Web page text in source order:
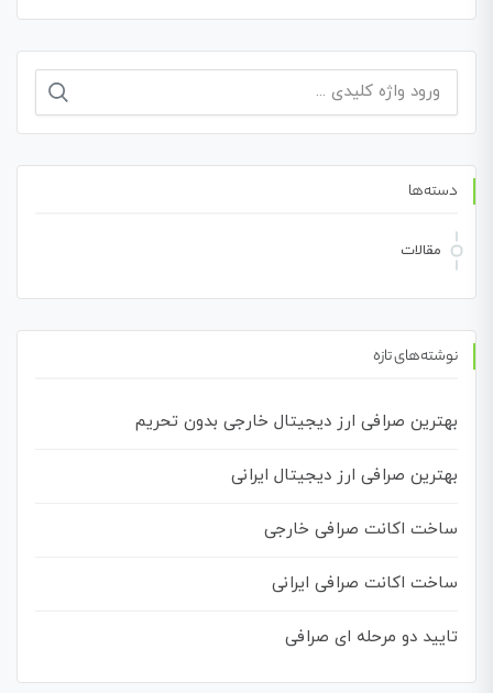
جستجو
دسته‌ها
مقالات
نوشته‌های تازه
بهترین صرافی ارز دیجیتال خارجی بدون تحریم
بهترین صرافی ارز دیجیتال ایرانی
ساخت اکانت صرافی خارجی
ساخت اکانت صرافی ایرانی
تایید دو مرحله ای صرافی